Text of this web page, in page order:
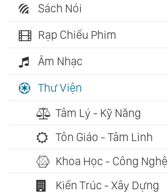
Sách Nói
Rạp Chiếu Phim
Âm Nhạc
Thư Viện
Tâm Lý - Kỹ Năng
Tôn Giáo - Tâm Linh
Khoa Học - Công Nghệ
Kiến Trúc - Xây Dựng